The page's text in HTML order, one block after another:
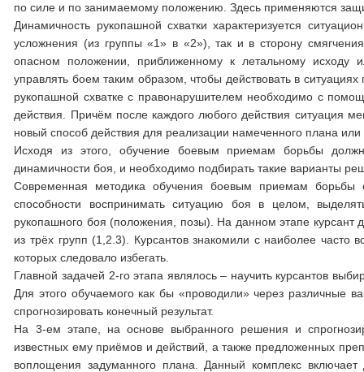
по силе и по занимаемому положению. Здесь применяются
Динамичность рукопашной схватки характеризуется
усложнения (из группы «1» в «2»), так и в сторону
опасном положении, приближенному к летальному исходу
управлять боем таким образом, чтобы действовать в
рукопашной схватке с правонарушителем необходимо с
действия. Причём после каждого любого действия ситуация
новый способ действия для реализации намеченного плана или
Исходя из этого, обучение боевым приемам борьбы
динамичности боя, и необходимо подбирать такие варианты
Современная методика обучения боевым приемам борьбы
способности воспринимать ситуацию боя в целом,
рукопашного боя (положения, позы). На данном этапе курсант
из трёх групп (1,2.3). Курсантов знакомили с наиболее
которых следовало избегать.
Главной задачей 2-го этапа являлось – научить курсантов
Для этого обучаемого как бы «проводили» через различные
спрогнозировать конечный результат.
На 3-ем этапе, на основе выбранного решения и
известных ему приёмов и действий, а также предложенных
воплощения задуманного плана. Данный комплекс